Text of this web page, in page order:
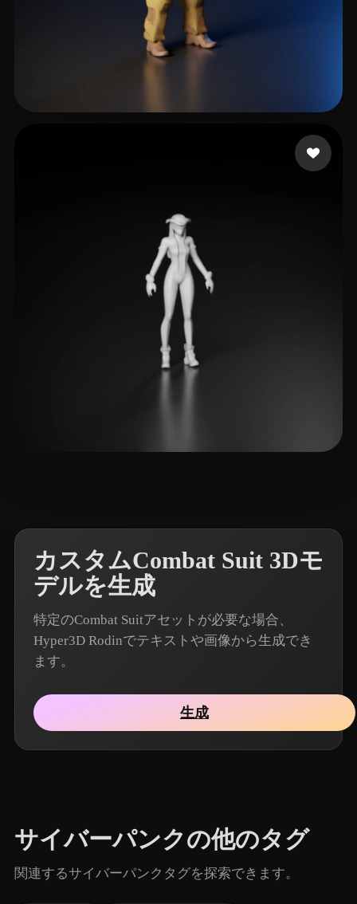
カスタムCombat Suit 3Dモ
デルを生成
特定のCombat Suitアセットが必要な場合、
Hyper3D Rodinでテキストや画像から生成でき
ます。
生成
サイバーパンクの他のタグ
関連するサイバーパンクタグを探索できます。